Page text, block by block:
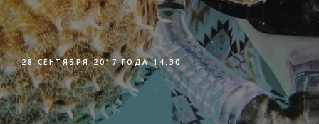
28 СЕНТЯБРЯ 2017 ГОДА 14:30